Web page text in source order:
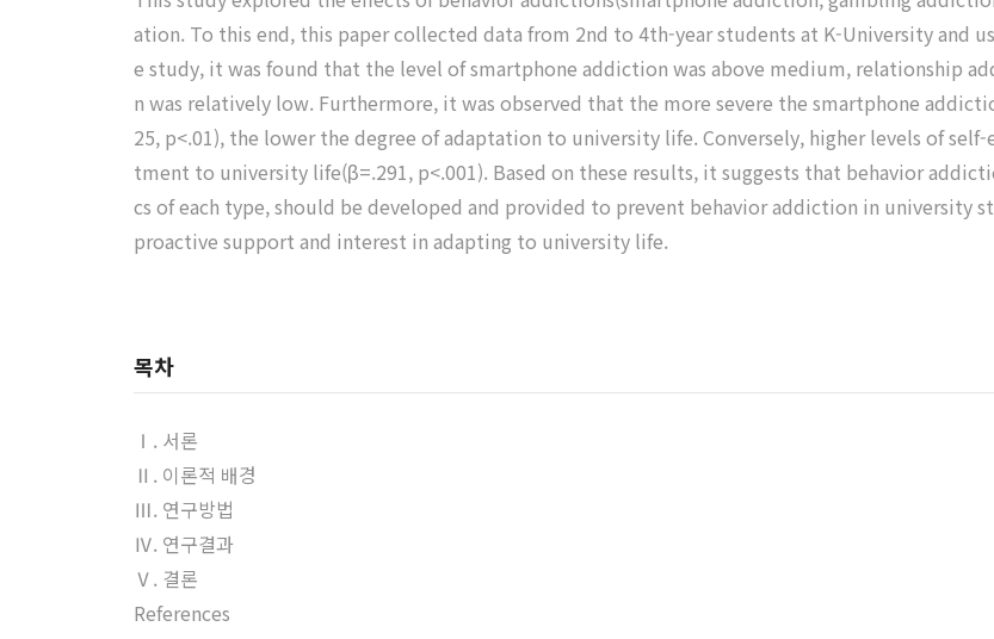
ation. To this end, this paper collected data from 2nd to 4th-year students at K-University and
e study, it was found that the level of smartphone addiction was above medium, relationship
n was relatively low. Furthermore, it was observed that the more severe the smartphone
25, p<.01), the lower the degree of adaptation to university life. Conversely, higher levels of
tment to university life(β=.291, p<.001). Based on these results, it suggests that behavior
cs of each type, should be developed and provided to prevent behavior addiction in university
proactive support and interest in adapting to university life.
목차
Ⅰ. 서론
Ⅱ. 이론적 배경
Ⅲ. 연구방법
Ⅳ. 연구결과
Ⅴ. 결론
References